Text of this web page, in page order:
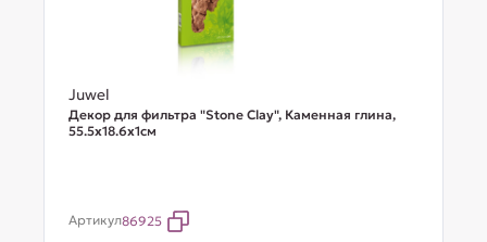
Juwel
Декор для фильтра "Stone Clay", Каменная глина,
55.5х18.6х1см
Артикул86925